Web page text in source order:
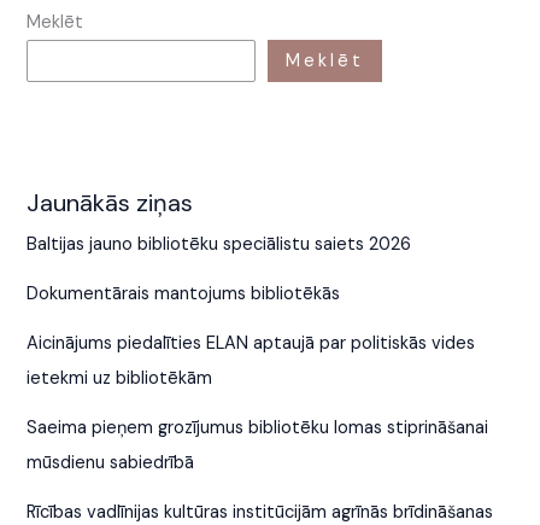
Meklēt
Meklēt
Jaunākās ziņas
Baltijas jauno bibliotēku speciālistu saiets 2026
Dokumentārais mantojums bibliotēkās
Aicinājums piedalīties ELAN aptaujā par politiskās vides
ietekmi uz bibliotēkām
Saeima pieņem grozījumus bibliotēku lomas stiprināšanai
mūsdienu sabiedrībā
Rīcības vadlīnijas kultūras institūcijām agrīnās brīdināšanas